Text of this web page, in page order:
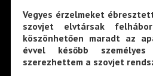
Vegyes érzelmeket
szovjet elvtársak
köszönhetően maradt az
évvel később
szerezhettem a szovjet